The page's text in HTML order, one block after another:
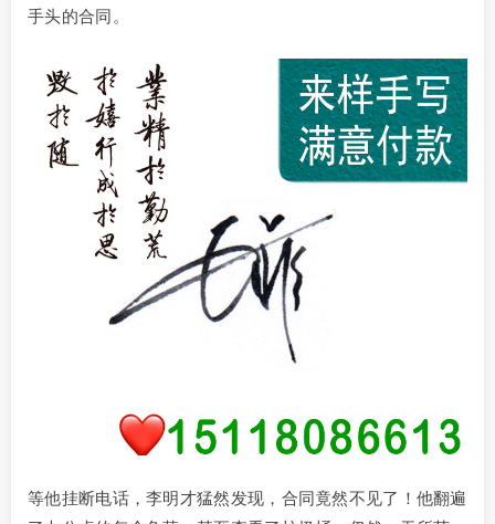
手头的合同。
等他挂断电话，李明才猛然发现，合同竟然不见了！他翻遍